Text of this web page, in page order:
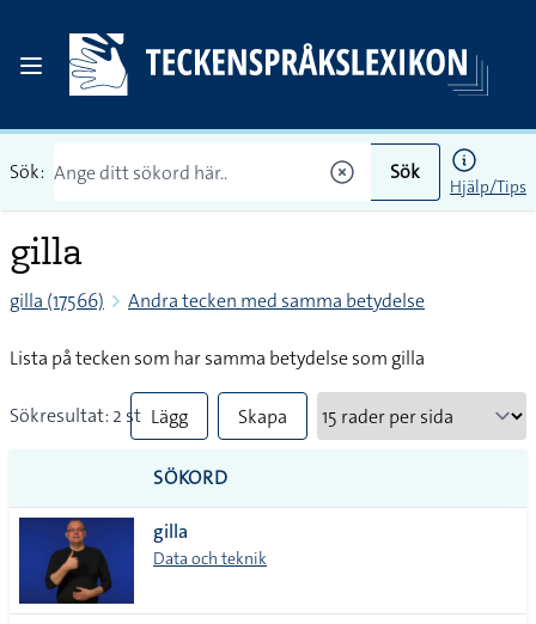
Sök: Sök
Hjälp/Tips
gilla
gilla (17566) Andra tecken med samma betydelse
Lista på tecken som har samma betydelse som gilla
Sökresultat: 2 st Lägg
till
alla i
lista
Skapa
SÖKORD
gilla
Data och teknik